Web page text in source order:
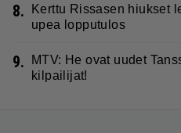
8.
Kerttu Rissasen hiukset
upea lopputulos
9.
MTV: He ovat uudet
kilpailijat!